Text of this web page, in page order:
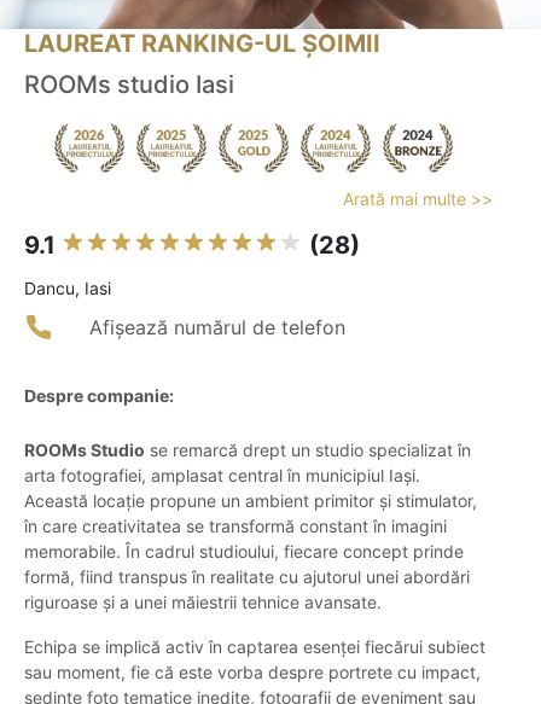
LAUREAT RANKING-UL ȘOIMII
ROOMs studio Iasi
Arată mai multe >>
9.1 (28)
Dancu, Iasi
Afișează numărul de telefon
Despre companie:
ROOMs Studio se remarcă drept un studio specializat în
arta fotografiei, amplasat central în municipiul Iași.
Această locație propune un ambient primitor și stimulator,
în care creativitatea se transformă constant în imagini
memorabile. În cadrul studioului, fiecare concept prinde
formă, fiind transpus în realitate cu ajutorul unei abordări
riguroase și a unei măiestrii tehnice avansate.
Echipa se implică activ în captarea esenței fiecărui subiect
sau moment, fie că este vorba despre portrete cu impact,
ședințe foto tematice inedite, fotografii de eveniment sau